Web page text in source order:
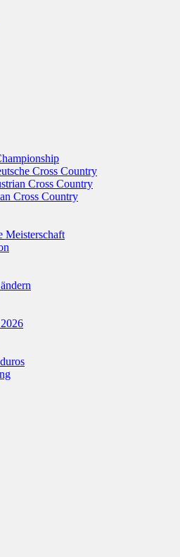
Cross Country
Cross Country
Cross Country
Meisterschaft